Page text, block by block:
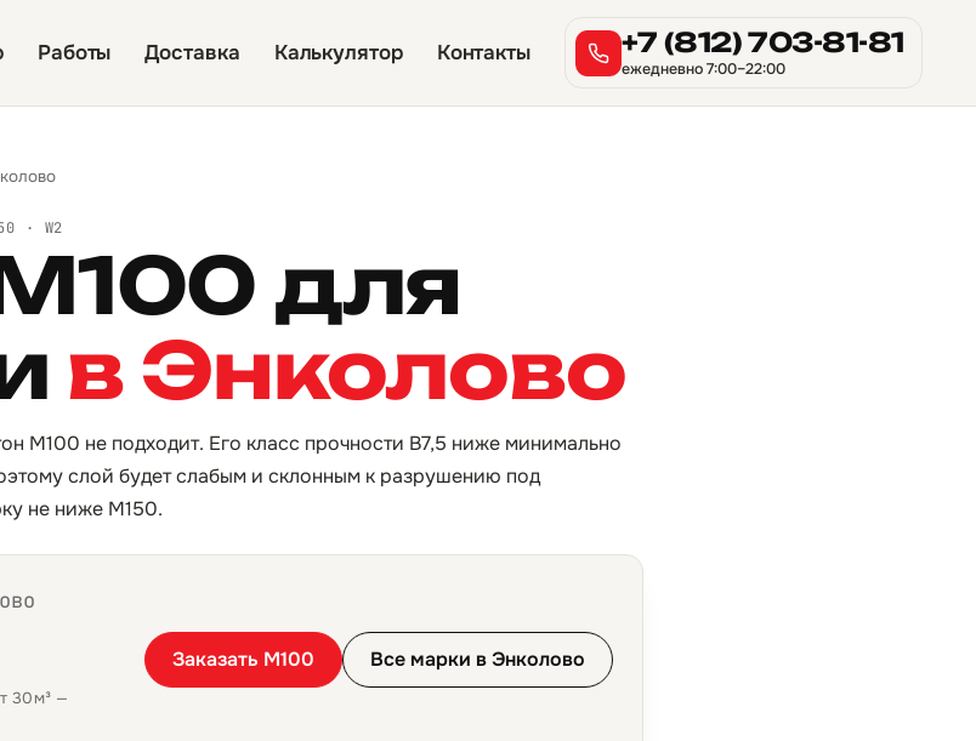
Работы Доставка Калькулятор Контакты +7 (812) 703-81-81
ежедневно 7:00–22:00
· W2
для
в Энколово
М100 не подходит. Его класс прочности B7,5 ниже минимально
слой будет слабым и склонным к разрушению под
не ниже М150.
30 м³ —
Заказать М100 Все марки в Энколово